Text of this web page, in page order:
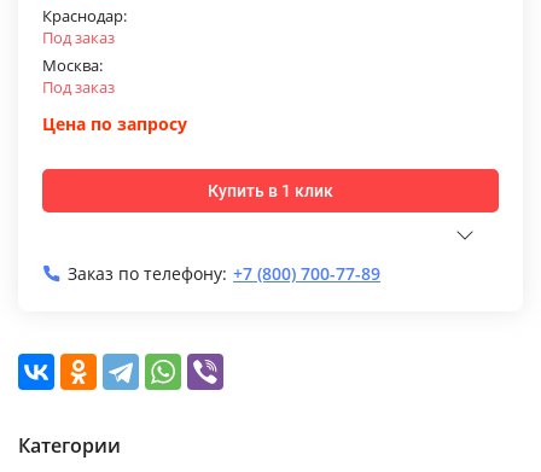
Краснодар:
Под заказ
Москва:
Под заказ
Цена по запросу
Купить в 1 клик
Заказ по телефону: +7 (800) 700-77-89
Категории